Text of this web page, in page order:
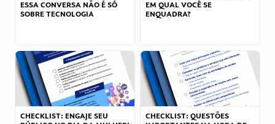
ESSA CONVERSA NÃO É SÓ
SOBRE TECNOLOGIA
EM QUAL VOCÊ SE
ENQUADRA?
CHECKLIST: ENGAJE SEU
CHECKLIST: QUESTÕES